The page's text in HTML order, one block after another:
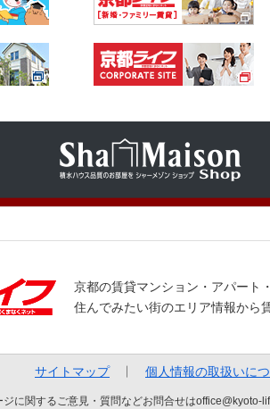
京都の賃貸マンション・アパート
住んでみたい街のエリア情報から
サイトマップ 個人情報の取扱いに
ジに関するご意見・質問などお問合せは